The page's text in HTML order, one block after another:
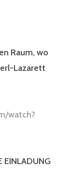
Raum, wo
Lazarett
watch?
EINLADUNG